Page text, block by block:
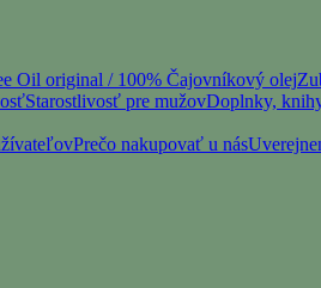
Oil original / 100% Čajovníkový olej
Starostlivosť pre mužovDoplnky,
Prečo nakupovať u nás